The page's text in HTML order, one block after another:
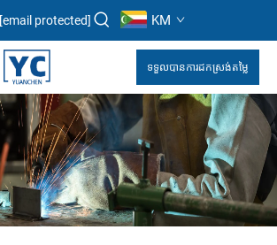
[email protected] KM
ទទួលបានការដកស្រង់តម្លៃ